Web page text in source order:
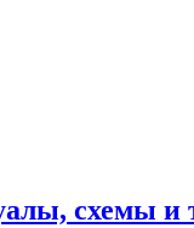
схемы и